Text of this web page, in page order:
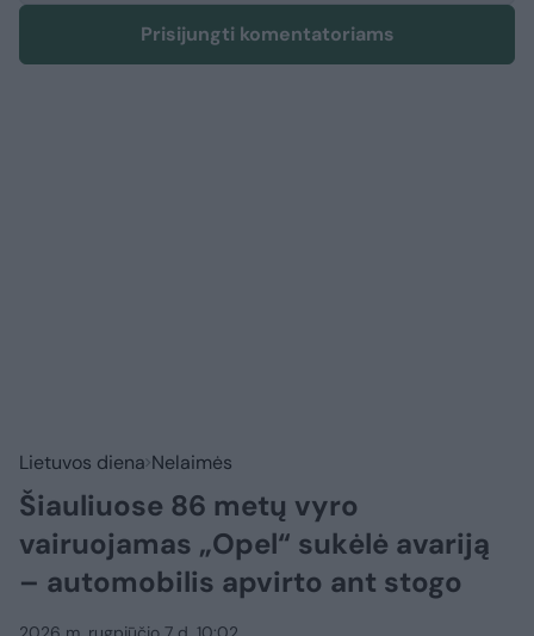
Prisijungti komentatoriams
Lietuvos diena Nelaimės
Šiauliuose 86 metų vyro
vairuojamas „Opel“ sukėlė avariją
– automobilis apvirto ant stogo